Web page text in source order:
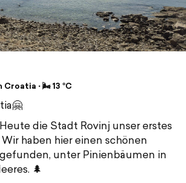
Croatia ⋅ 🌬 13 °C
die Stadt Rovinj unser erstes
haben hier einen schönen
unter Pinienbäumen in
🌲